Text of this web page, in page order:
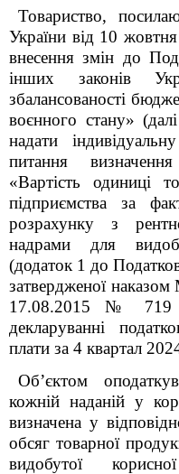
Товариство,
України від 10
внесення змін до
інших законів
збалансованості
воєнного стану»
надати
питання
«Вартість одиниці
підприємства за
розрахунку з
надрами для
(додаток 1 до
затвердженої наказом
17.08.2015 № 719
декларуванні
плати за 4 квартал
Об’єктом
кожній наданій у
визначена у
обсяг товарної
видобутої